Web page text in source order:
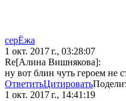
серЁжа
1 окт. 2017 г., 03:28:07
Re[Алина Вишнякова]:
ну вот блин чуть героем не
ОтветитьЦитировать
1 окт. 2017 г., 14:41:19